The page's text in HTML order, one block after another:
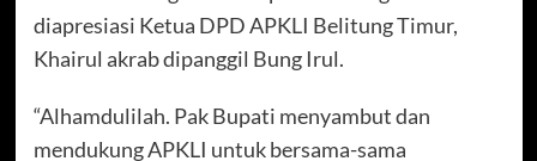
diapresiasi Ketua DPD APKLI Belitung Timur,
Khairul akrab dipanggil Bung Irul.
“Alhamdulilah. Pak Bupati menyambut dan
mendukung APKLI untuk bersama-sama